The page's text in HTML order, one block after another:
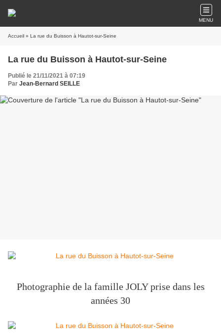
MENU
Accueil » La rue du Buisson à Hautot-sur-Seine
La rue du Buisson à Hautot-sur-Seine
Publié le 21/11/2021 à 07:19
Par Jean-Bernard SEILLE
Photographie de la famille JOLY prise dans les
années 30